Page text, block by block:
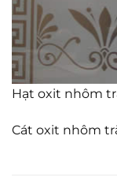
Hạt oxit nhôm
Cát oxit nhôm